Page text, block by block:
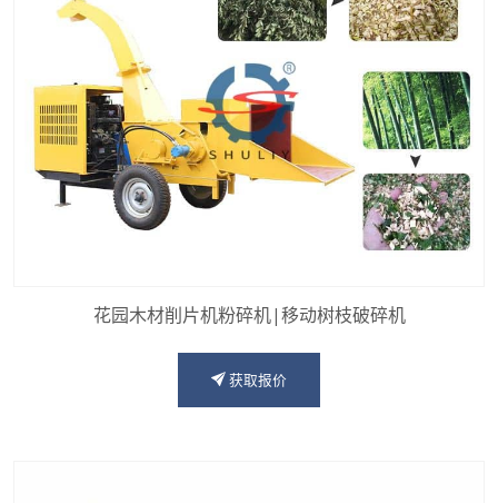
花园木材削片机粉碎机|移动树枝破碎机
获取报价